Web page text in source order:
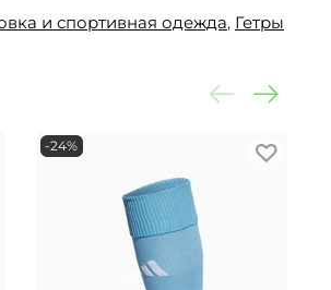
и спортивная одежда, Гетры
-24%